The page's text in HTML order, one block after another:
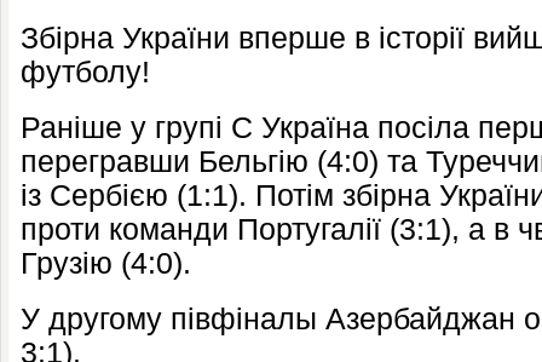
Збірна України вперше в історії
футболу!
Раніше у групі C Україна посіла
перегравши Бельгію (4:0) та
із Сербією (1:1). Потім збірна
проти команди Португалії (3:1), а в
Грузію (4:0).
У другому півфіналы Азербайджан
3:1).